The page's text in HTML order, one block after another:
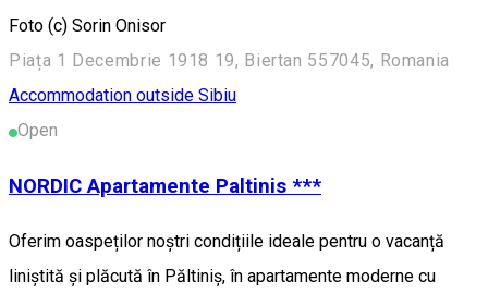
Foto (c) Sorin Onisor
Piața 1 Decembrie 1918 19, Biertan 557045, Romania
Accommodation outside Sibiu
Open
NORDIC Apartamente Paltinis ***
Oferim oaspeților noștri condițiile ideale pentru o vacanță
liniștită și plăcută în Păltiniș, în apartamente moderne cu